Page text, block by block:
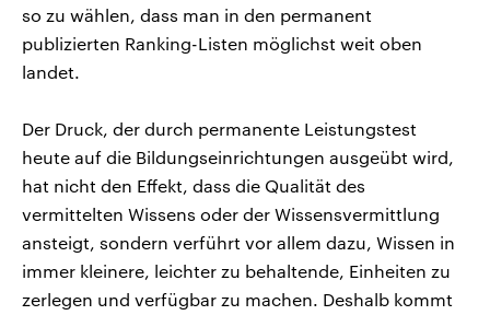
so zu wählen, dass man in den permanent
publizierten Ranking-Listen möglichst weit oben
landet.
Der Druck, der durch permanente Leistungstest
heute auf die Bildungseinrichtungen ausgeübt wird,
hat nicht den Effekt, dass die Qualität des
vermittelten Wissens oder der Wissensvermittlung
ansteigt, sondern verführt vor allem dazu, Wissen in
immer kleinere, leichter zu behaltende, Einheiten zu
zerlegen und verfügbar zu machen. Deshalb kommt